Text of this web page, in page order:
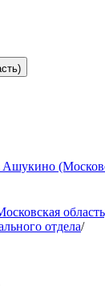
отдела/